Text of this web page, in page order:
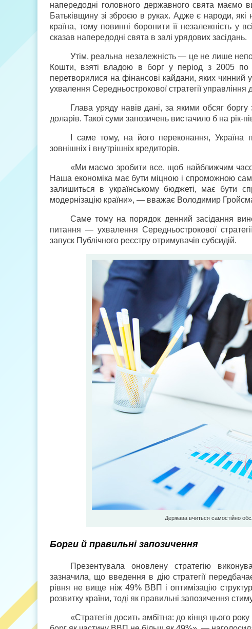
напередодні головного державного свята маємо
Батьківщину зі зброєю в руках. Адже є народи,
країна, тому повинні боронити її незалежність у
сказав напередодні свята в залі урядових засідань.
Утім, реальна незалежність — це не лише
Кошти, взяті владою в борг у період з 2005 по
перетворилися на фінансові кайдани, яких чинний
ухвалення Середньострокової стратегії
Глава уряду навів дані, за якими обсяг
доларів. Такої суми запозичень вистачило б на рік-
І саме тому, на його переконання, Україна
зовнішніх і внутрішніх кредиторів.
«Ми маємо зробити все, щоб найближчим
Наша економіка має бути міцною і спроможною
залишиться в українському бюджеті, має бути
модернізацію країни», — вважає Володимир
Саме тому на порядок денний засідання
питання — ухвалення Середньострокової
запуск Публічного реєстру отримувачів субсидій.
Держава вчиться самостійно
Борги й правильні запозичення
Презентувала оновлену стратегію
зазначила, що введення в дію стратегії
рівня не ви­ще ніж 49% ВВП і оптимізацію
розвитку країни, тоді як правильні запозичення
«Стратегія досить амбітна: до кінця цього